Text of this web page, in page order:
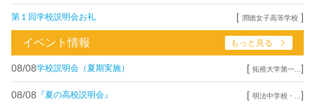
第１回学校説明会お礼 [ 潤徳女子高等学校 ]
イベント情報 もっと見る
08/08学校説明会（夏期実施） [ 拓殖大学第一... ]
08/08 『夏の高校説明会』 [ 明法中学校・... ]